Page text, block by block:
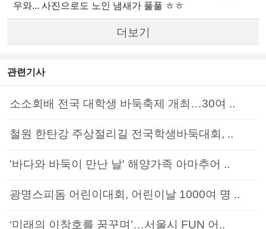
우와... 사진으로도 노인 냄새가 풀풀 ㅎㅎ
더보기
관련기사
소소회배 전국 대학생 바둑축제 개최…30여 ..
철원 한탄강 주상절리길 전국학생바둑대회, ..
'바다와 바둑이 만난 날' 해양가족 아마추어 ..
광명스피돔 어린이대회, 어린이날 1000여 명 ..
‘미래의 이창호를 꿈꾸며’…서울시 FUN 어..